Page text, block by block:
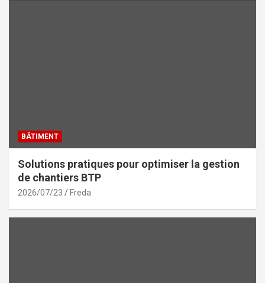
BÂTIMENT
Solutions pratiques pour optimiser la gestion
de chantiers BTP
2026/07/23 Freda